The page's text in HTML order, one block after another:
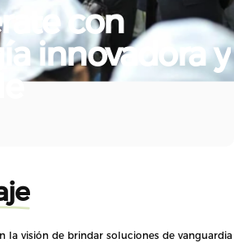
con
innovadora y
la visión de brindar soluciones de vanguardia